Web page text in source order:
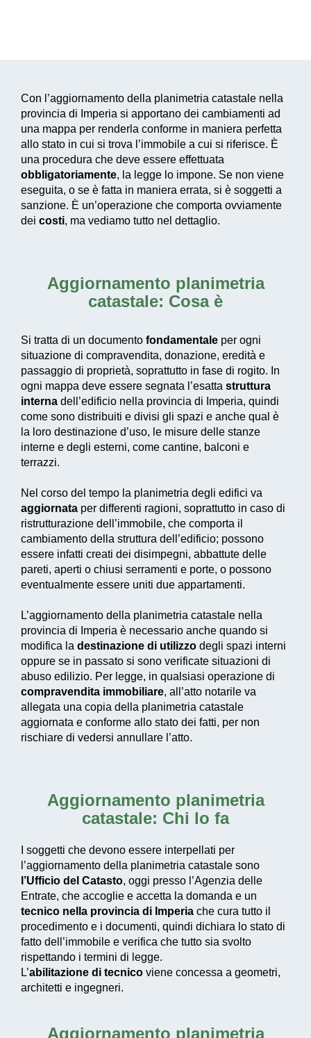
Con l’aggiornamento della planimetria catastale nella
provincia di Imperia si apportano dei cambiamenti ad
una mappa per renderla conforme in maniera perfetta
allo stato in cui si trova l’immobile a cui si riferisce. È
una procedura che deve essere effettuata
obbligatoriamente, la legge lo impone. Se non viene
eseguita, o se è fatta in maniera errata, si è soggetti a
sanzione. È un’operazione che comporta ovviamente
dei costi, ma vediamo tutto nel dettaglio.
Aggiornamento planimetria
catastale: Cosa è
Si tratta di un documento fondamentale per ogni
situazione di compravendita, donazione, eredità e
passaggio di proprietà, soprattutto in fase di rogito. In
ogni mappa deve essere segnata l’esatta struttura
interna dell’edificio nella provincia di Imperia, quindi
come sono distribuiti e divisi gli spazi e anche qual è
la loro destinazione d’uso, le misure delle stanze
interne e degli esterni, come cantine, balconi e
terrazzi.
Nel corso del tempo la planimetria degli edifici va
aggiornata per differenti ragioni, soprattutto in caso di
ristrutturazione dell’immobile, che comporta il
cambiamento della struttura dell’edificio; possono
essere infatti creati dei disimpegni, abbattute delle
pareti, aperti o chiusi serramenti e porte, o possono
eventualmente essere uniti due appartamenti.
L’aggiornamento della planimetria catastale nella
provincia di Imperia è necessario anche quando si
modifica la destinazione di utilizzo degli spazi interni
oppure se in passato si sono verificate situazioni di
abuso edilizio. Per legge, in qualsiasi operazione di
compravendita immobiliare, all’atto notarile va
allegata una copia della planimetria catastale
aggiornata e conforme allo stato dei fatti, per non
rischiare di vedersi annullare l’atto.
Aggiornamento planimetria
catastale: Chi lo fa
I soggetti che devono essere interpellati per
l’aggiornamento della planimetria catastale sono
l’Ufficio del Catasto, oggi presso l’Agenzia delle
Entrate, che accoglie e accetta la domanda e un
tecnico nella provincia di Imperia che cura tutto il
procedimento e i documenti, quindi dichiara lo stato di
fatto dell’immobile e verifica che tutto sia svolto
rispettando i termini di legge.
L’abilitazione di tecnico viene concessa a geometri,
architetti e ingegneri.
Aggiornamento planimetria